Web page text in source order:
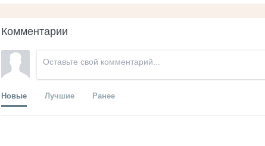
Комментарии
Новые Лучшие Ранее